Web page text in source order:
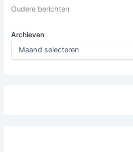
Oudere berichten
Archieven